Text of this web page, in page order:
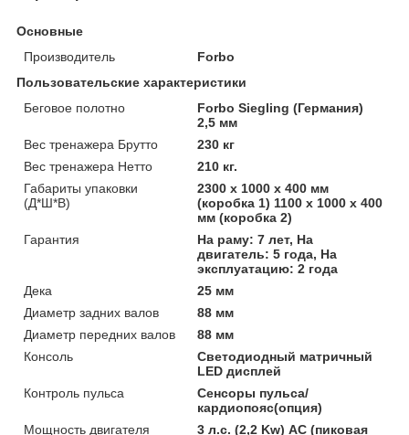
Основные
Производитель
Forbo
Пользовательские характеристики
Беговое полотно
Forbo Siegling (Германия)
2,5 мм
Вес тренажера Брутто
230 кг
Вес тренажера Нетто
210 кг.
Габариты упаковки
(Д*Ш*В)
2300 x 1000 x 400 мм
(коробка 1) 1100 x 1000 x 400
мм (коробка 2)
Гарантия
На раму: 7 лет, На
двигатель: 5 года, На
эксплуатацию: 2 года
Дека
25 мм
Диаметр задних валов
88 мм
Диаметр передних валов
88 мм
Консоль
Светодиодный матричный
LED дисплей
Контроль пульса
Сенсоры пульса/
кардиопояс(опция)
Мощность двигателя
3 л.с. (2,2 Kw) AC (пиковая